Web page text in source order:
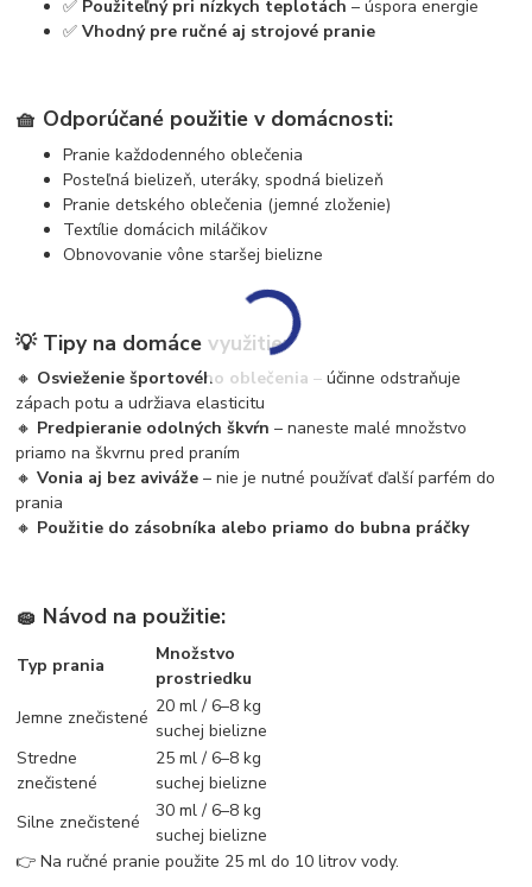
✅ Použiteľný pri nízkych teplotách – úspora energie
✅Vhodný pre ručné aj strojové pranie
🧺 Odporúčané použitie v domácnosti:
Pranie každodenného oblečenia
Posteľná bielizeň, uteráky, spodná bielizeň
Pranie detského oblečenia (jemné zloženie)
Textílie domácich miláčikov
Obnovovanie vône staršej bielizne
💡 Tipy na domáce využitie:
🔸 Osvieženie športového oblečenia – účinne odstraňuje
zápach potu a udržiava elasticitu
🔸 Predpieranie odolných škvŕn – naneste malé množstvo
priamo na škvrnu pred praním
🔸Vonia aj bez aviváže – nie je nutné používať ďalší parfém do
prania
🔸 Použitie do zásobníka alebo priamo do bubna práčky
🧽 Návod na použitie:
Typ prania
Množstvo
prostriedku
Jemne znečistené
20 ml / 6–8 kg
suchej bielizne
Stredne
znečistené
25 ml / 6–8 kg
suchej bielizne
Silne znečistené
30 ml / 6–8 kg
suchej bielizne
👉 Na ručné pranie použite 25 ml do 10 litrov vody.